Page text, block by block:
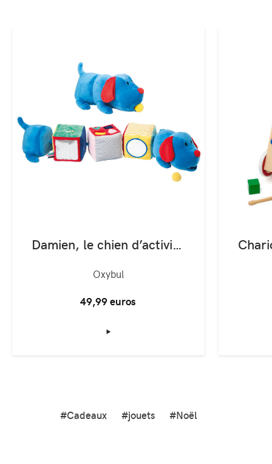
Damien, le chien d’activités
Oxybul
49,99 euros
‣
#Cadeaux #jouets #Noël